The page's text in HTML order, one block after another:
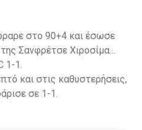
στο 90+4 και έσωσε
Σανφρέτσε Χιροσίμα
1-1.
και στις καθυστερήσεις,
σε 1-1.